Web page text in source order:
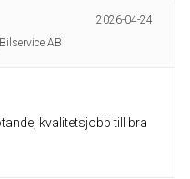
2026-04-24
AB
kvalitetsjobb till bra